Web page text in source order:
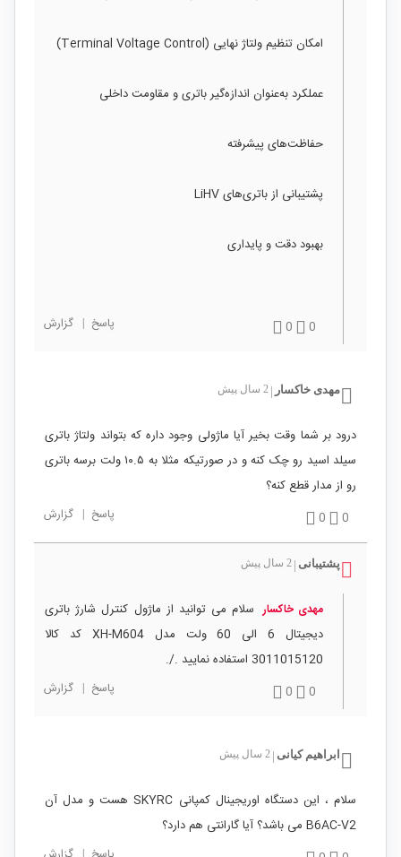
امکان تنظیم ولتاژ نهایی (Terminal Voltage Control)
عملکرد به‌عنوان اندازه‌گیر باتری و مقاومت داخلی
حفاظت‌های پیشرفته
پشتیبانی از باتری‌های LiHV
بهبود دقت و پایداری
0
0 پاسخ | گزارش
مهدی خاکسار 2 سال پیش
درود بر شما وقت بخیر آیا ماژولی وجود داره که بتواند ولتاژ باتری
سیلد اسید رو چک کنه و در صورتیکه مثلا به ۱۰.۵ ولت برسه باتری
رو از مدار قطع کنه؟
0
0 پاسخ | گزارش
پشتیبانی 2 سال پیش
مهدی خاکسار سلام می توانید از ماژول کنترل شارژ باتری
دیجیتال 6 الی 60 ولت مدل XH-M604 کد کالا
3011015120 استفاده نمایید ./.
0
0 پاسخ | گزارش
ابراهیم کیانی 2 سال پیش
سلام ، این دستگاه اوریجینال کمپانی SKYRC هست و مدل آن
B6AC-V2 می باشد؟ آیا گارانتی هم دارد؟